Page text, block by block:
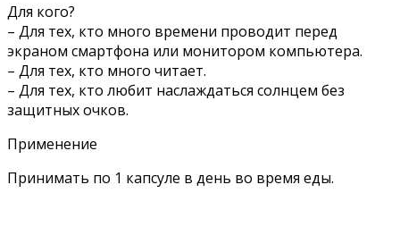
Для кого?
– Для тех, кто много времени проводит перед
экраном смартфона или монитором компьютера.
– Для тех, кто много читает.
– Для тех, кто любит наслаждаться солнцем без
защитных очков.
Применение
Принимать по 1 капсуле в день во время еды.